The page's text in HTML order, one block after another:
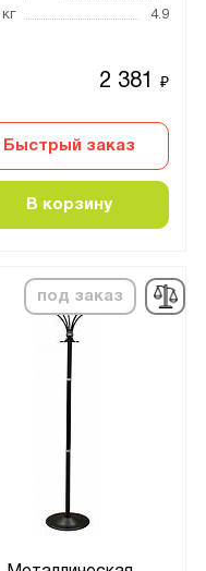
4.9
2 381₽
Быстрый заказ
В корзину
под заказ